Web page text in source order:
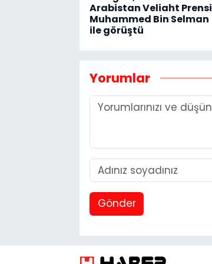
Arabistan Veliaht Prensi
Muhammed Bin Selman
ile görüştü
Yorumlar
Gönder